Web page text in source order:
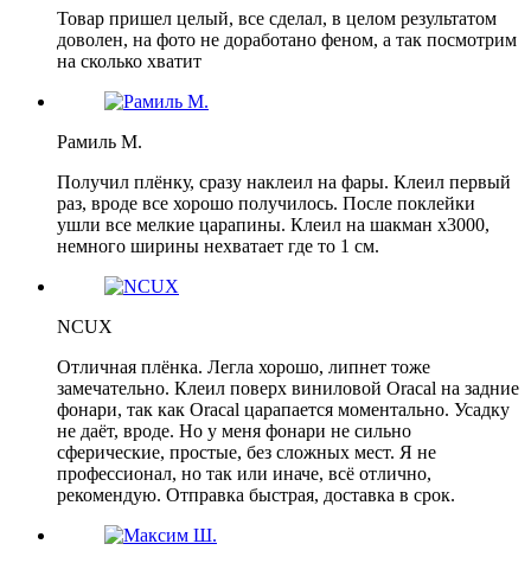
Товар пришел целый, все сделал, в целом результатом
доволен, на фото не доработано феном, а так посмотрим
на сколько хватит
Рамиль М.
Получил плёнку, сразу наклеил на фары. Клеил первый
раз, вроде все хорошо получилось. После поклейки
ушли все мелкие царапины. Клеил на шакман х3000,
немного ширины нехватает где то 1 см.
NCUX
Отличная плёнка. Легла хорошо, липнет тоже
замечательно. Клеил поверх виниловой Oracal на задние
фонари, так как Oracal царапается моментально. Усадку
не даёт, вроде. Но у меня фонари не сильно
сферические, простые, без сложных мест. Я не
профессионал, но так или иначе, всё отлично,
рекомендую. Отправка быстрая, доставка в срок.